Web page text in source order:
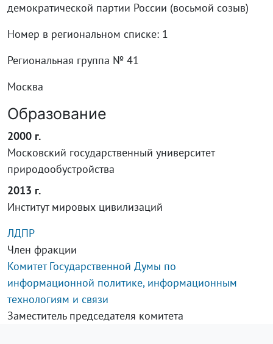
демократической партии России (восьмой созыв)
Номер в региональном списке: 1
Региональная группа № 41
Москва
Образование
2000 г.
Московский государственный университет
природообустройства
2013 г.
Институт мировых цивилизаций
ЛДПР
Член фракции
Комитет Государственной Думы по
информационной политике, информационным
технологиям и связи
Заместитель председателя комитета